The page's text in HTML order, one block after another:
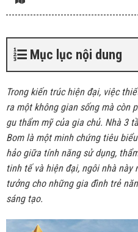
Mục lục nội dung
Trong kiến trúc hiện đại, việc
ra một không gian sống mà còn
gu thẩm mỹ của gia chủ. Nhà 3
Bom là một minh chứng tiêu
hảo giữa tính năng sử dụng,
tinh tế và hiện đại, ngôi nhà này
tưởng cho những gia đình trẻ
sáng tạo.